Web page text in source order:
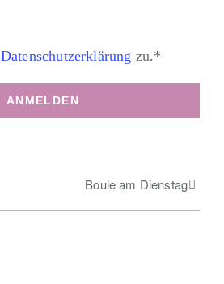
Datenschutzerklärung zu.*
Boule am Dienstag